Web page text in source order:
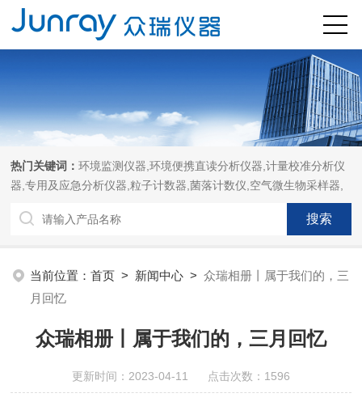
热门关键词：环境监测仪器,环境便携直读分析仪器,计量校准分析仪
器,专用及应急分析仪器,粒子计数器,菌落计数仪,空气微生物采样器,
当前位置：首页 > 新闻中心 >众瑞相册丨属于我们的，三
月回忆
众瑞相册丨属于我们的，三月回忆
更新时间：2023-04-11 点击次数：1596